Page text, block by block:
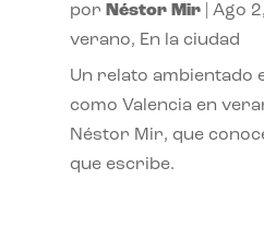
por Néstor Mir| Ago
verano, En la ciudad
Un relato ambientado
como Valencia en
Néstor Mir, que
que escribe.